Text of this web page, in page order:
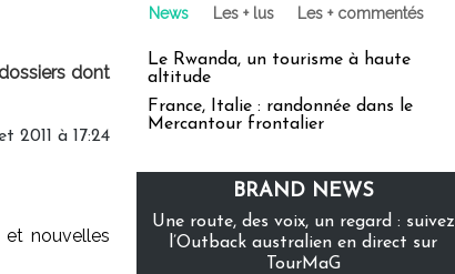
dont
2011 à 17:24
et nouvelles
News Les + lus Les + commentés
Le Rwanda, un tourisme à haute
altitude
France, Italie : randonnée dans le
Mercantour frontalier
BRAND NEWS
Une route, des voix, un regard : suivez
l’Outback australien en direct sur
TourMaG